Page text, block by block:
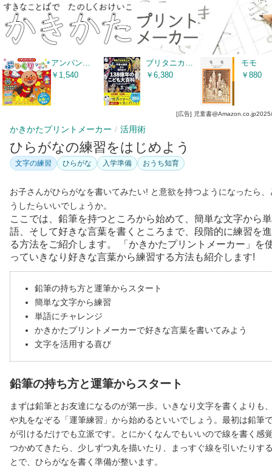
かきかたプリントメーカー 活用術
ひらがなの練習をはじめよう
文字の練習 ひらがな 入学準備 おうち知育
お子さんがひらがなを書いてみたい! と意欲を持つようになったら、
うしたらいいでしょうか。
ここでは、鉛筆を持つところから始めて、簡単な文字から単
語、そして好きな言葉を書くところまで、段階的に練習を
る方法をご紹介します。 「かきかたプリントメーカー」を
っていきなり好きな言葉から練習する方法も紹介します!
鉛筆の持ち方と運筆からスタート
簡単な文字から練習
単語にチャレンジ
かきかたプリントメーカーで好きな言葉を書いてみよう
文字を活用する喜び
鉛筆の持ち方と運筆からスタート
まずは鉛筆とお友達になるのが第一歩。いきなり文字を書くよりも
や丸をなぞる「運筆練習」から始めるといいでしょう。最初は鉛筆
が引けるだけでも立派です。とにかくなんでもいいので線を書く感
つかめてきたら、少しずつ丸を描いたり、まっすぐ線を引いたりす
とで、ひらがなを書く準備が整います。
アンパンマンぷっくりシールブック
￥1,540
ブリタニカ・ブックス 宇宙の誕生から現代まで １３８億年のこども大百科
￥6,380
モモ
￥880
[広告] 児童書@Amazon.co.jp